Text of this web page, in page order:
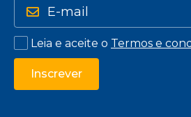
Leia e aceite o Termos e
Inscrever